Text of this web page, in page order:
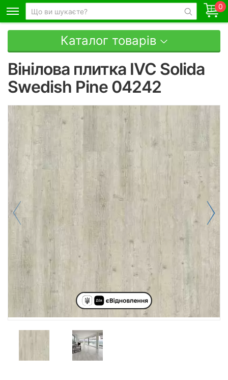
0
Каталог товарів
Вінілова плитка IVC Solida
Swedish Pine 04242